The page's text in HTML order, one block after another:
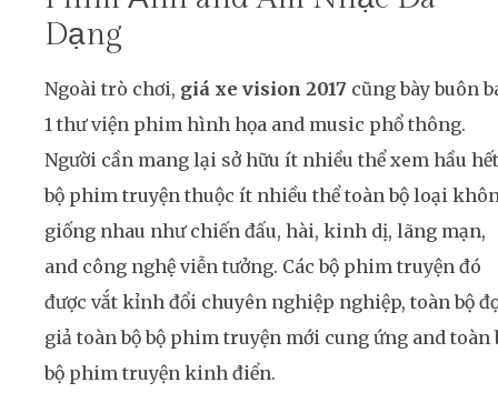
Dạng
Ngoài trò chơi, giá xe vision 2017 cũng bày buôn
1 thư viện phim hình họa and music phổ thông.
Người cần mang lại sở hữu ít nhiều thể xem hầu hết
bộ phim truyện thuộc ít nhiều thể toàn bộ loại
giống nhau như chiến đấu, hài, kinh dị, lãng mạn,
and công nghệ viễn tưởng. Các bộ phim truyện đó
được vắt kỉnh đổi chuyên nghiệp nghiệp, toàn bộ
giả toàn bộ bộ phim truyện mới cung ứng and toàn
bộ phim truyện kinh điển.